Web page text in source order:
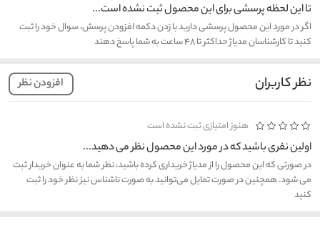
تا این لحظه پرسشی برای این محصول ثبت نشده است...
اگر در مورد این محصول پرسشی دارید با زدن دکمه افزودن پرسش، سوال خود را ثبت
کنید تا کارشناسان مدیاژ حداکثر تا ۴۸ ساعت به شما پاسخ دهند
نظر کاربران افزودن نظر
هنوز امتیازی ثبت نشده است
اولین نفری باشید که در مورد این محصول نظر می دهید...
در صورتی که این محصول را از مدیاژ خریداری کرده باشید، نظر شما به عنوان خریدار ثبت
می شود. همچنین در صورت تمایل می‌توانید به صورت ناشناس نیز نظر خود را ثبت
کنید